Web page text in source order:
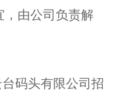
，由公司负责解
码头有限公司 招